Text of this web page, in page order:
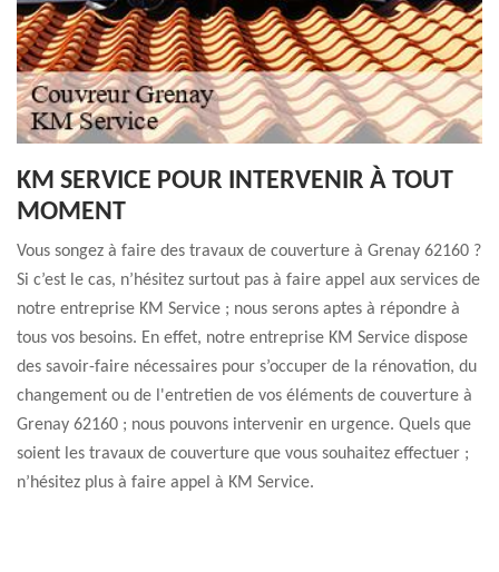
KM SERVICE POUR INTERVENIR À TOUT
MOMENT
Vous songez à faire des travaux de couverture à Grenay 62160 ?
Si c’est le cas, n’hésitez surtout pas à faire appel aux services de
notre entreprise KM Service ; nous serons aptes à répondre à
tous vos besoins. En effet, notre entreprise KM Service dispose
des savoir-faire nécessaires pour s’occuper de la rénovation, du
changement ou de l'entretien de vos éléments de couverture à
Grenay 62160 ; nous pouvons intervenir en urgence. Quels que
soient les travaux de couverture que vous souhaitez effectuer ;
n’hésitez plus à faire appel à KM Service.